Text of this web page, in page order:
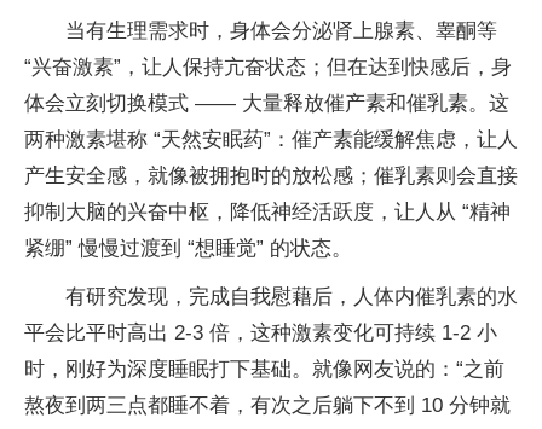
当有生理需求时，身体会分泌肾上腺素、睾酮等
“兴奋激素”，让人保持亢奋状态；但在达到快感后，身
体会立刻切换模式 —— 大量释放催产素和催乳素。这
两种激素堪称 “天然安眠药”：催产素能缓解焦虑，让人
产生安全感，就像被拥抱时的放松感；催乳素则会直接
抑制大脑的兴奋中枢，降低神经活跃度，让人从 “精神
紧绷” 慢慢过渡到 “想睡觉” 的状态。
有研究发现，完成自我慰藉后，人体内催乳素的水
平会比平时高出 2-3 倍，这种激素变化可持续 1-2 小
时，刚好为深度睡眠打下基础。就像网友说的：“之前
熬夜到两三点都睡不着，有次之后躺下不到 10 分钟就